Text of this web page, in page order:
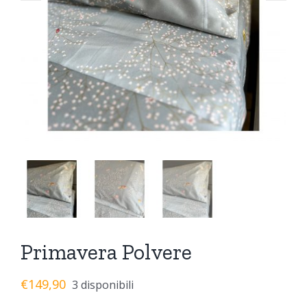
Primavera Polvere
€149,90 3 disponibili